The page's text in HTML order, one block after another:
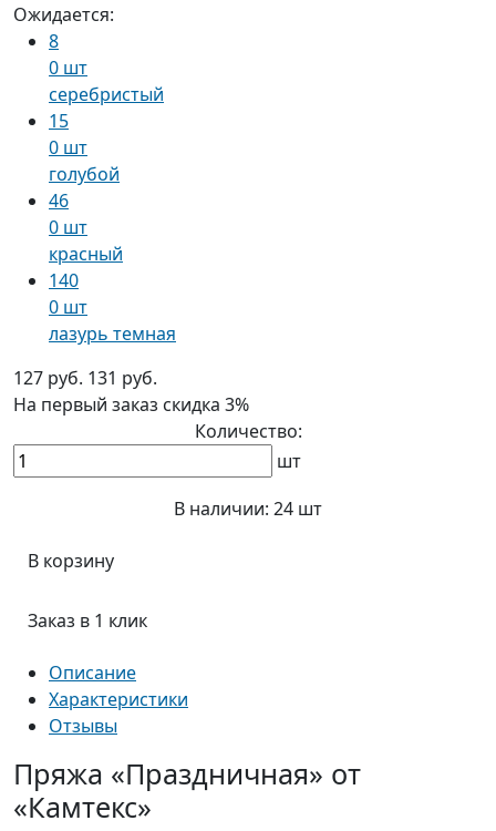
Ожидается:
8
0 шт
серебристый
15
0 шт
голубой
46
0 шт
красный
140
0 шт
лазурь темная
127 руб. 131 руб.
На первый заказ скидка 3%
Количество:
шт
В наличии: 24 шт
В корзину
Заказ в 1 клик
Описание
Характеристики
Отзывы
Пряжа «Праздничная» от
«Камтекс»